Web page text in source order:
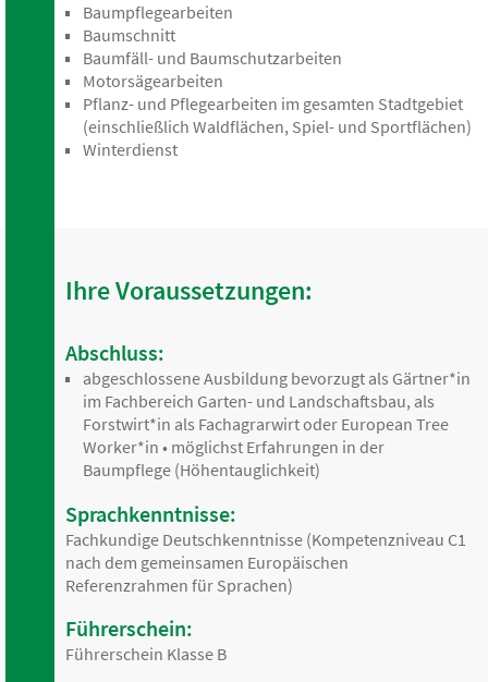
Baumpflegearbeiten
Baumschnitt
Baumfäll- und Baumschutzarbeiten
Motorsägearbeiten
Pflanz- und Pflegearbeiten im gesamten Stadtgebiet
(einschließlich Waldflächen, Spiel- und Sportflächen)
Winterdienst
Ihre Voraussetzungen:
Abschluss:
abgeschlossene Ausbildung bevorzugt als Gärtner*in
im Fachbereich Garten- und Landschaftsbau, als
Forstwirt*in als Fachagrarwirt oder European Tree
Worker*in • möglichst Erfahrungen in der
Baumpflege (Höhentauglichkeit)
Sprachkenntnisse:
Fachkundige Deutschkenntnisse (Kompetenzniveau C1
nach dem gemeinsamen Europäischen
Referenzrahmen für Sprachen)
Führerschein:
Führerschein Klasse B